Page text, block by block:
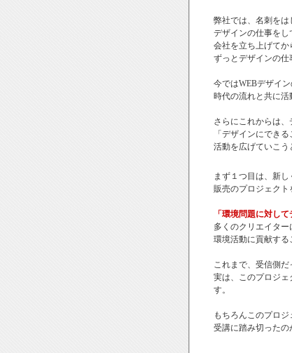
弊社では、名刺を
デザインの仕事をし
会社を立ち上げてか
ずっとデザインの仕
今ではWEBデザイン
時代の流れと共に活
さらにこれからは、
「デザインにでき
活動を広げていこう
まず１つ目は、新し
販売のプロジェクト
「環境問題に対し
多くのクリエイター
環境活動に貢献する
これまで、受信側だ
実は、このプロジェ
す。
もちろんこのプロ
受講に踏み切ったの